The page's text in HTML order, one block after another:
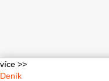
více >>
Deník